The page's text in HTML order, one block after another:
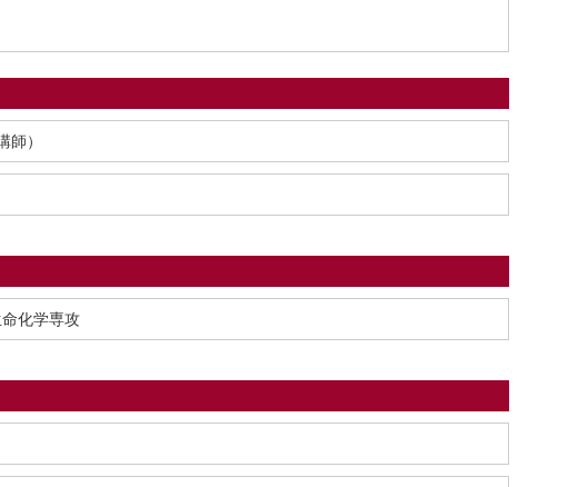
）
化学専攻